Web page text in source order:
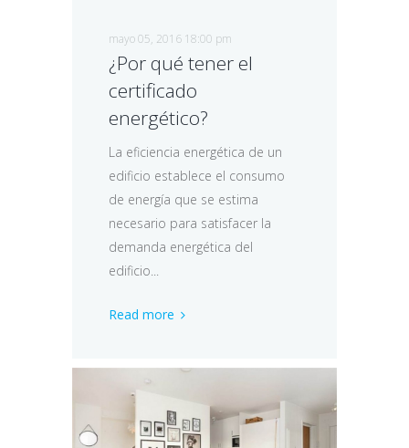
mayo 05, 2016 18:00 pm
¿Por qué tener el
certificado
energético?
La eficiencia energética de un
edificio establece el consumo
de energía que se estima
necesario para satisfacer la
demanda energética del
edificio...
Read more